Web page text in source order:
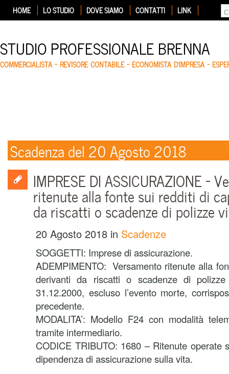
HOME LO STUDIO DOVE SIAMO CONTATTI LINK
STUDIO PROFESSIONALE BRENNA
COMMERCIALISTA – REVISORE CONTABILE – ECONOMISTA D'IMPRESA –
Scadenza del 20 Agosto 2018
IMPRESE DI ASSICURAZIONE –
ritenute alla fonte sui redditi di
da riscatti o scadenze di polizze
20 Agosto 2018 in Scadenze
SOGGETTI: Imprese di assicurazione.
ADEMPIMENTO: Versamento ritenute alla
derivanti da riscatti o scadenze di
31.12.2000, escluso l’evento morte,
precedente.
MODALITA’: Modello F24 con modalità
tramite intermediario.
CODICE TRIBUTO: 1680 – Ritenute operate
dipendenza di assicurazione sulla vita.